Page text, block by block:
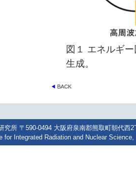
図１ エネルギ
生成。
究所 〒590-0494 大阪府泉南郡熊取町朝代西
for Integrated Radiation and Nuclear